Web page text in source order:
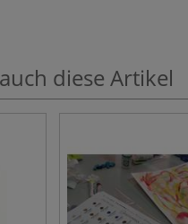
diese Artikel